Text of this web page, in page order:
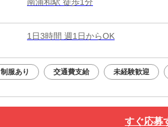
1日3時間 週1日からOK
制服あり 交通費支給 未経験歓迎
すぐ応募